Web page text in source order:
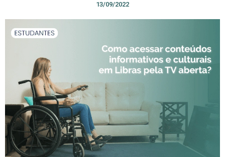
13/09/2022